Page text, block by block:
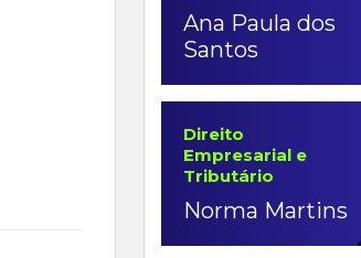
Ana Paula dos
Santos
Direito
Empresarial e
Tributário
Norma Martins